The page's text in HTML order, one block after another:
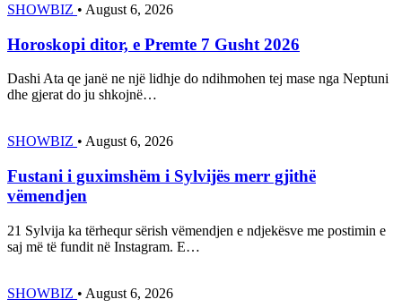
SHOWBIZ • August 6, 2026
Horoskopi ditor, e Premte 7 Gusht 2026
Dashi Ata qe janë ne një lidhje do ndihmohen tej mase nga Neptuni
dhe gjerat do ju shkojnë…
SHOWBIZ • August 6, 2026
Fustani i guximshëm i Sylvijës merr gjithë
vëmendjen
21 Sylvija ka tërhequr sërish vëmendjen e ndjekësve me postimin e
saj më të fundit në Instagram. E…
SHOWBIZ • August 6, 2026